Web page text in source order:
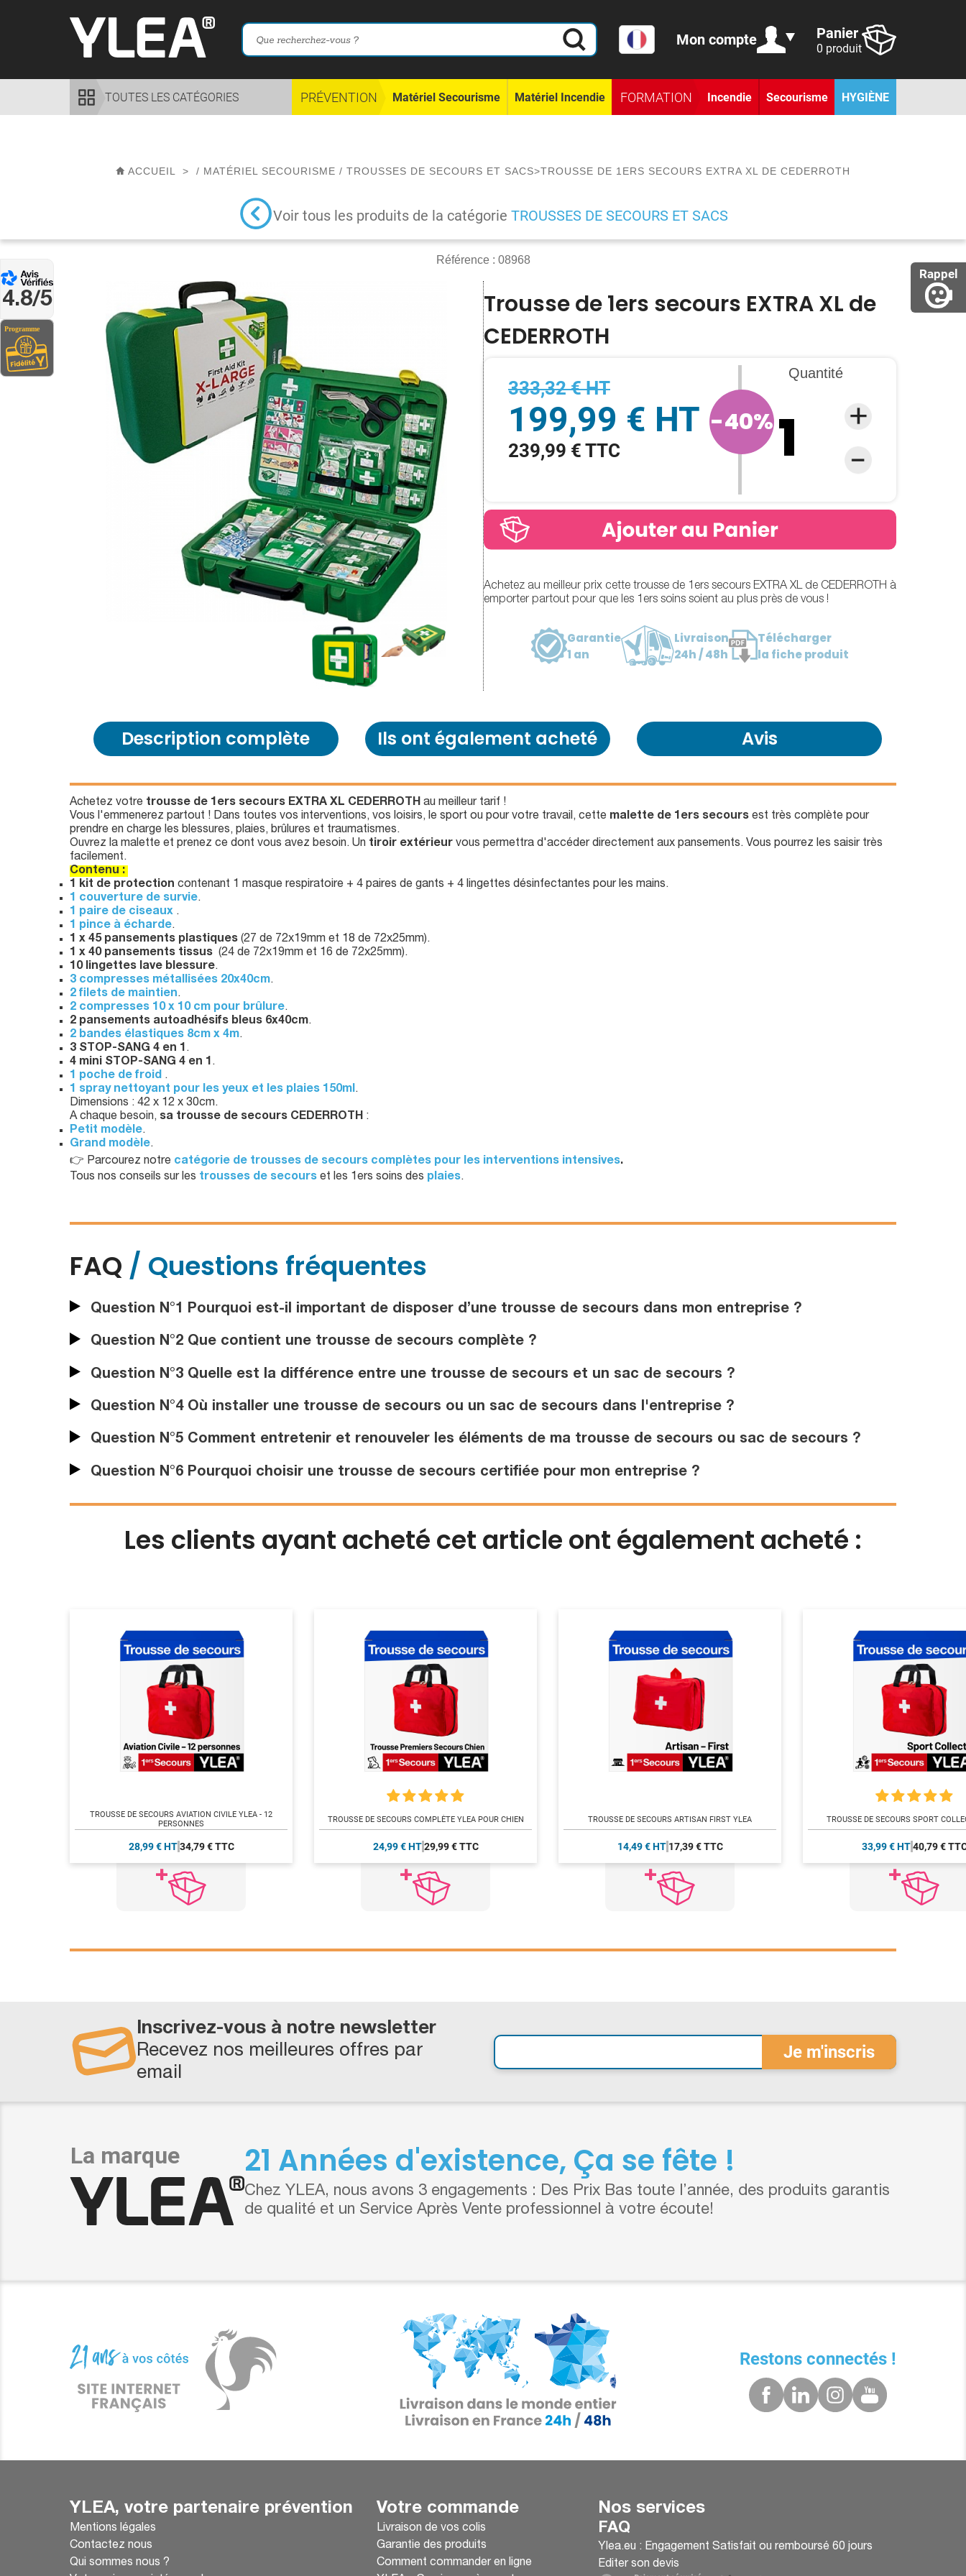
Rappel
4.8/5
Mon compte Panier
0 produit
TOUTES LES CATÉGORIES PRÉVENTION Matériel Secourisme Matériel Incendie FORMATION Incendie Secourisme HYGIÈNE
ACCUEIL > / MATÉRIEL SECOURISME / TROUSSES DE SECOURS ET SACS>TROUSSE DE 1ERS SECOURS EXTRA XL DE CEDERROTH
Voir tous les produits de la catégorie TROUSSES DE SECOURS ET SACS
Référence : 08968
Trousse de 1ers secours EXTRA XL de
CEDERROTH
333,32 € HT
199,99 € HT
239,99 € TTC
-40%
Quantité
Achetez au meilleur prix cette trousse de 1ers secours EXTRA XL de CEDERROTH à
emporter partout pour que les 1ers soins soient au plus près de vous !
Garantie
1 an
Livraison
24h / 48h
Télécharger
la fiche produit
Description complète Ils ont également acheté Avis
Achetez votre trousse de 1ers secours EXTRA XL CEDERROTH au meilleur tarif !
Vous l'emmenerez partout ! Dans toutes vos interventions, vos loisirs, le sport ou pour votre travail, cette malette de 1ers secours est très complète pour
prendre en charge les blessures, plaies, brûlures et traumatismes.
Ouvrez la malette et prenez ce dont vous avez besoin. Un tiroir extérieur vous permettra d'accéder directement aux pansements. Vous pourrez les saisir très
facilement.
Contenu :
1 kit de protection contenant 1 masque respiratoire + 4 paires de gants + 4 lingettes désinfectantes pour les mains.
1 couverture de survie.
1 paire de ciseaux .
1 pince à écharde.
1 x 45 pansements plastiques (27 de 72x19mm et 18 de 72x25mm).
1 x 40 pansements tissus (24 de 72x19mm et 16 de 72x25mm).
10 lingettes lave blessure.
3 compresses métallisées 20x40cm.
2 filets de maintien.
2 compresses 10 x 10 cm pour brûlure.
2 pansements autoadhésifs bleus 6x40cm.
2 bandes élastiques 8cm x 4m.
3 STOP-SANG 4 en 1.
4 mini STOP-SANG 4 en 1.
1 poche de froid .
1 spray nettoyant pour les yeux et les plaies 150ml.
Dimensions : 42 x 12 x 30cm.
A chaque besoin, sa trousse de secours CEDERROTH :
Petit modèle.
Grand modèle.
👉 Parcourez notre catégorie de trousses de secours complètes pour les interventions intensives.
Tous nos conseils sur les trousses de secours et les 1ers soins des plaies.
FAQ / Questions fréquentes
Question N°1 Pourquoi est-il important de disposer d’une trousse de secours dans mon entreprise ?
Question N°2 Que contient une trousse de secours complète ?
Question N°3 Quelle est la différence entre une trousse de secours et un sac de secours ?
Question N°4 Où installer une trousse de secours ou un sac de secours dans l'entreprise ?
Question N°5 Comment entretenir et renouveler les éléments de ma trousse de secours ou sac de secours ?
Question N°6 Pourquoi choisir une trousse de secours certifiée pour mon entreprise ?
Les clients ayant acheté cet article ont également acheté :
TROUSSE DE SECOURS AVIATION CIVILE YLEA - 12
PERSONNES
28,99 € HT 34,79 € TTC
TROUSSE DE SECOURS COMPLÈTE YLEA POUR CHIEN
24,99 € HT 29,99 € TTC
TROUSSE DE SECOURS ARTISAN FIRST YLEA
14,49 € HT 17,39 € TTC
TROUSSE DE SECOURS SPORT
33,99 € HT 40,79 €
Inscrivez-vous à notre newsletter
Recevez nos meilleures offres par
email
21 Années d'existence, Ça se fête !
Chez YLEA, nous avons 3 engagements : Des Prix Bas toute l’année, des produits garantis
de qualité et un Service Après Vente professionnel à votre écoute!
Restons connectés !
YLEA, votre partenaire prévention
Mentions légales
Contactez nous
Qui sommes nous ?
Votre commande
Livraison de vos colis
Garantie des produits
Comment commander en ligne
Nos services
FAQ
Ylea.eu : Engagement Satisfait ou remboursé 60 jours
Editer son devis